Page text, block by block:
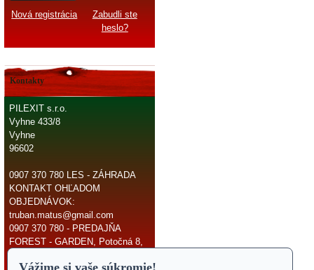
Nová registrácia
Zabudli ste
heslo?
Kontakty
PILEXIT s.r.o.
Vyhne 433/8
Vyhne
96602
0907 370 780 LES - ZÁHRADA
KONTAKT OHĽADOM
OBJEDNÁVOK:
truban.matus@gmail.com
0907 370 780 - PREDAJŇA
FOREST - GARDEN, Potočná 8,